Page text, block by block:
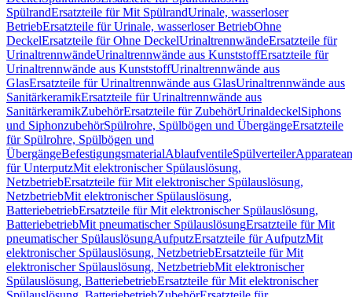
SpülrandErsatzteile für Mit SpülrandUrinale, wasserloser
BetriebErsatzteile für Urinale, wasserloser BetriebOhne
DeckelErsatzteile für Ohne DeckelUrinaltrennwändeErsatzteile für
UrinaltrennwändeUrinaltrennwände aus KunststoffErsatzteile für
Urinaltrennwände aus KunststoffUrinaltrennwände aus
GlasErsatzteile für Urinaltrennwände aus GlasUrinaltrennwände aus
SanitärkeramikErsatzteile für Urinaltrennwände aus
SanitärkeramikZubehörErsatzteile für ZubehörUrinaldeckelSiphons
und SiphonzubehörSpülrohre, Spülbögen und ÜbergängeErsatzteile
für Spülrohre, Spülbögen und
ÜbergängeBefestigungsmaterialAblaufventileSpülverteiler
für UnterputzMit elektronischer Spülauslösung,
NetzbetriebErsatzteile für Mit elektronischer Spülauslösung,
NetzbetriebMit elektronischer Spülauslösung,
BatteriebetriebErsatzteile für Mit elektronischer Spülauslösung,
BatteriebetriebMit pneumatischer SpülauslösungErsatzteile für Mit
pneumatischer SpülauslösungAufputzErsatzteile für AufputzMit
elektronischer Spülauslösung, NetzbetriebErsatzteile für Mit
elektronischer Spülauslösung, NetzbetriebMit elektronischer
Spülauslösung, BatteriebetriebErsatzteile für Mit elektronischer